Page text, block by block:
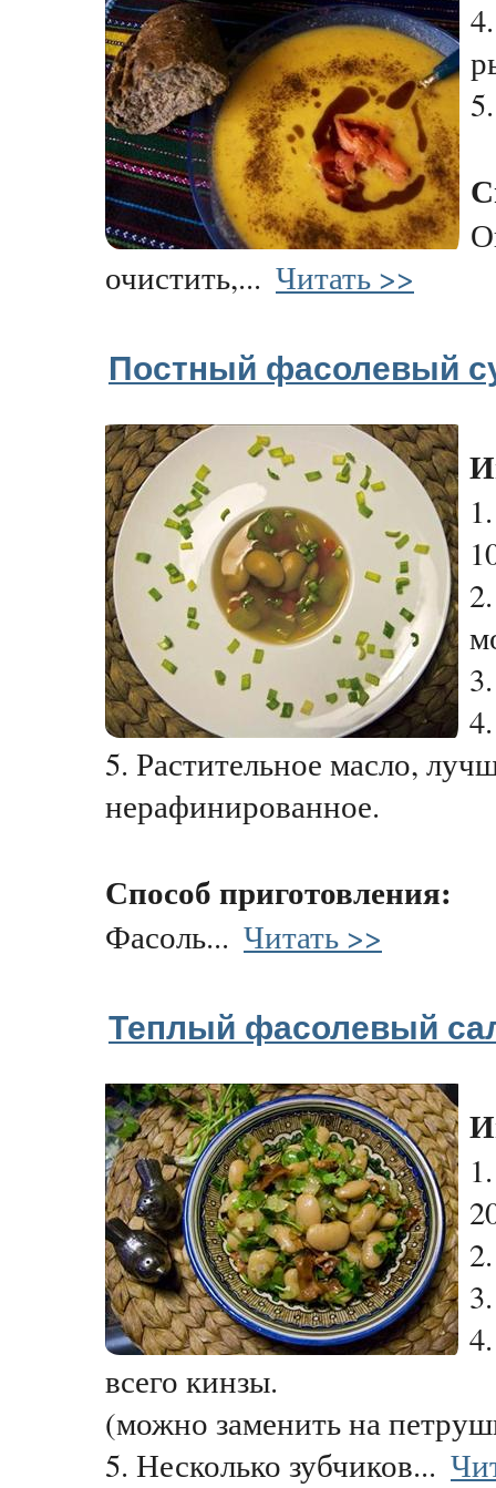
очистить,... Читать >>
Постный фасолевый
5. Растительное масло,
нерафинированное.
Способ приготовления:
Фасоль... Читать >>
Теплый фасолевый
всего кинзы.
(можно заменить на
5. Несколько зубчиков...